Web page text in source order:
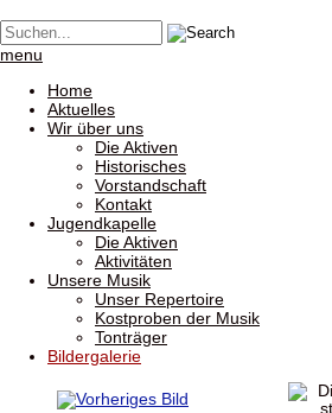
menu
Home
Aktuelles
Wir über uns
Die Aktiven
Historisches
Vorstandschaft
Kontakt
Jugendkapelle
Die Aktiven
Aktivitäten
Unsere Musik
Unser Repertoire
Kostproben der Musik
Tonträger
Bildergalerie